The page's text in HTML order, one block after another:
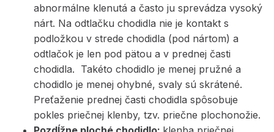
abnormálne klenutá a často ju sprevádza vysoký
nárt. Na odtlačku chodidla nie je kontakt s
podložkou v strede chodidla (pod nártom) a
odtlačok je len pod pätou a v prednej časti
chodidla. Takéto chodidlo je menej pružné a
chodidlo je menej ohybné, svaly sú skrátené.
Preťaženie prednej časti chodidla spôsobuje
pokles priečnej klenby, tzv. priečne plochonožie.